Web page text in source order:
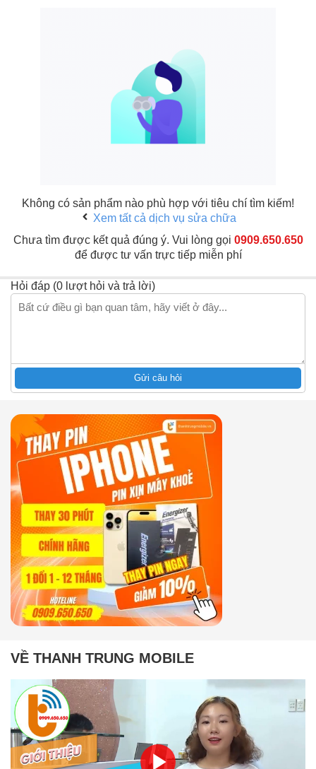
Không có sản phẩm nào phù hợp với tiêu chí tìm kiếm!
Xem tất cả dịch vụ sửa chữa
Chưa tìm được kết quả đúng ý. Vui lòng gọi 0909.650.650
để được tư vấn trực tiếp miễn phí
Hỏi đáp (0 lượt hỏi và trả lời)
Gửi câu hỏi
VỀ THANH TRUNG MOBILE